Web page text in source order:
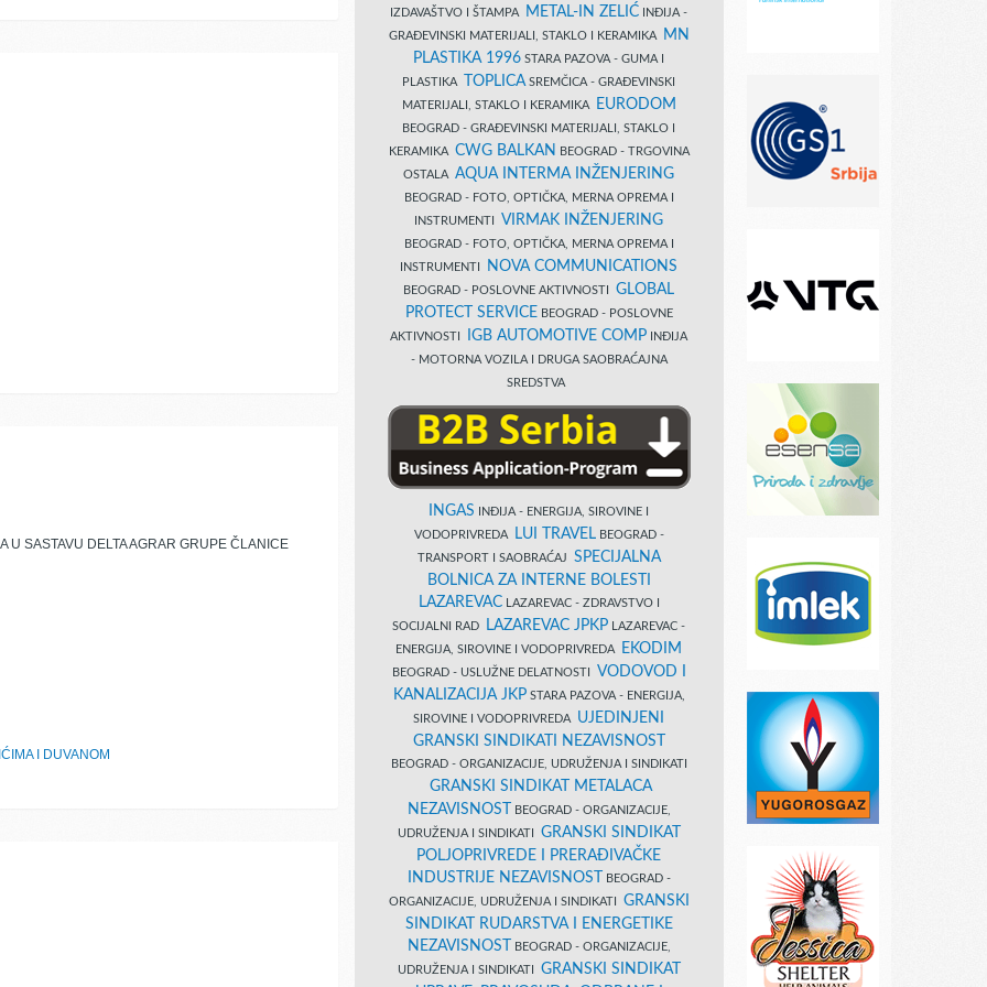
SASTAVU DELTA AGRAR GRUPE ČLANICE
I DUVANOM
IZDAVAŠTVO I ŠTAMPA METAL-IN ZELIĆ INĐIJA -
GRAĐEVINSKI MATERIJALI, STAKLO I KERAMIKA
MN
PLASTIKA 1996 STARA PAZOVA - GUMA I
PLASTIKA
TOPLICA SREMČICA - GRAĐEVINSKI
MATERIJALI, STAKLO I KERAMIKA
EURODOM
BEOGRAD - GRAĐEVINSKI MATERIJALI, STAKLO I
KERAMIKA CWG BALKAN
BEOGRAD - TRGOVINA
OSTALA AQUA INTERMA INŽENJERING
BEOGRAD - FOTO, OPTIČKA, MERNA OPREMA I
INSTRUMENTI VIRMAK INŽENJERING
BEOGRAD - FOTO, OPTIČKA, MERNA OPREMA I
INSTRUMENTI
NOVA COMMUNICATIONS
BEOGRAD - POSLOVNE AKTIVNOSTI GLOBAL
PROTECT SERVICE BEOGRAD - POSLOVNE
AKTIVNOSTI
IGB AUTOMOTIVE COMP INĐIJA
- MOTORNA VOZILA I DRUGA SAOBRAĆAJNA
SREDSTVA
INGAS INĐIJA - ENERGIJA, SIROVINE I
VODOPRIVREDA
LUI TRAVELBEOGRAD -
TRANSPORT I SAOBRAĆAJ SPECIJALNA
BOLNICA ZA INTERNE BOLESTI
LAZAREVACLAZAREVAC - ZDRAVSTVO I
SOCIJALNI RAD
LAZAREVAC JPKP LAZAREVAC -
ENERGIJA, SIROVINE I VODOPRIVREDA
EKODIM
BEOGRAD - USLUŽNE DELATNOSTI VODOVOD I
KANALIZACIJA JKPSTARA PAZOVA - ENERGIJA,
SIROVINE I VODOPRIVREDA UJEDINJENI
GRANSKI SINDIKATI NEZAVISNOST
BEOGRAD - ORGANIZACIJE, UDRUŽENJA I SINDIKATI
GRANSKI SINDIKAT METALACA
NEZAVISNOST
BEOGRAD - ORGANIZACIJE,
UDRUŽENJA I SINDIKATI GRANSKI SINDIKAT
POLJOPRIVREDE I PRERAĐIVAČKE
INDUSTRIJE NEZAVISNOST
BEOGRAD -
ORGANIZACIJE, UDRUŽENJA I SINDIKATI GRANSKI
SINDIKAT RUDARSTVA I ENERGETIKE
NEZAVISNOST
BEOGRAD - ORGANIZACIJE,
UDRUŽENJA I SINDIKATI GRANSKI SINDIKAT